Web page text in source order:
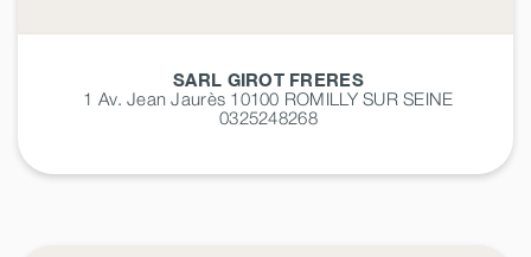
SARL GIROT FRERES
1 Av. Jean Jaurès 10100 ROMILLY SUR SEINE
0325248268